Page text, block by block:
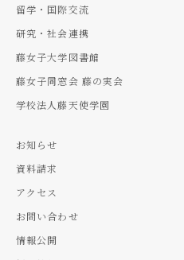
留学・国際交流
研究・社会連携
藤女子大学図書館
藤女子同窓会 藤の実会
学校法人藤天使学園
お知らせ
資料請求
アクセス
お問い合わせ
情報公開